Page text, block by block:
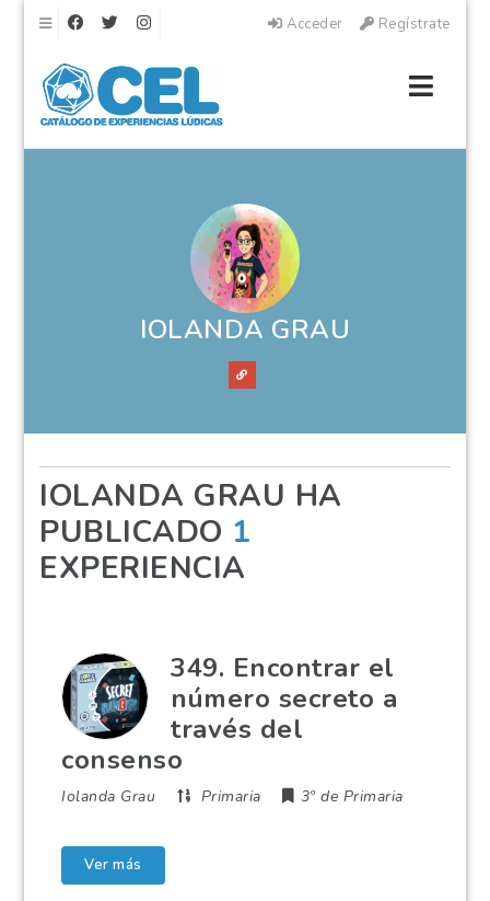
Navegación Acceder Regístrate
IOLANDA GRAU
IOLANDA GRAU HA
PUBLICADO 1
EXPERIENCIA
349. Encontrar el
número secreto a
través del
consenso
Iolanda Grau Primaria 3º de Primaria
Ver más